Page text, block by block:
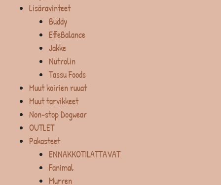
Lisäravinteet
Buddy
EffeBalance
Jakke
Nutrolin
Tassu Foods
Muut koirien ruuat
Muut tarvikkeet
Non-stop Dogwear
OUTLET
Pakasteet
ENNAKKOTILATTAVAT
Fanimal
Murren